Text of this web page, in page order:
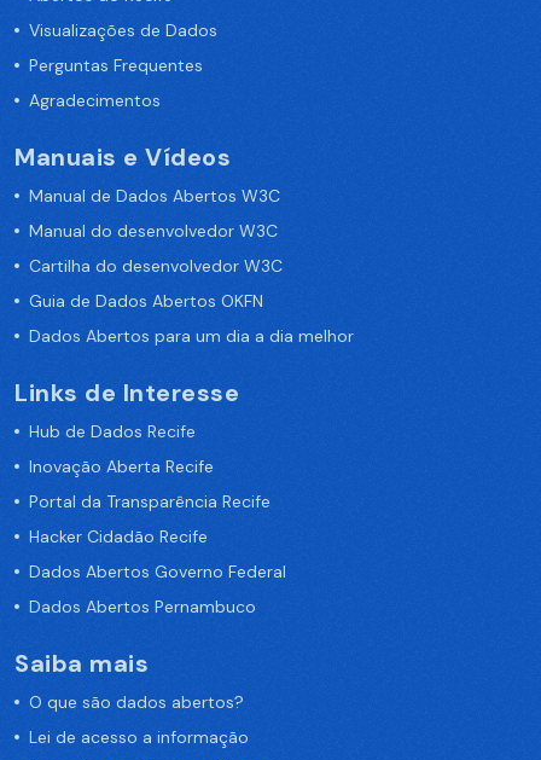
Visualizações de Dados
Perguntas Frequentes
Agradecimentos
Manuais e Vídeos
Manual de Dados Abertos W3C
Manual do desenvolvedor W3C
Cartilha do desenvolvedor W3C
Guia de Dados Abertos OKFN
Dados Abertos para um dia a dia melhor
Links de Interesse
Hub de Dados Recife
Inovação Aberta Recife
Portal da Transparência Recife
Hacker Cidadão Recife
Dados Abertos Governo Federal
Dados Abertos Pernambuco
Saiba mais
O que são dados abertos?
Lei de acesso a informação